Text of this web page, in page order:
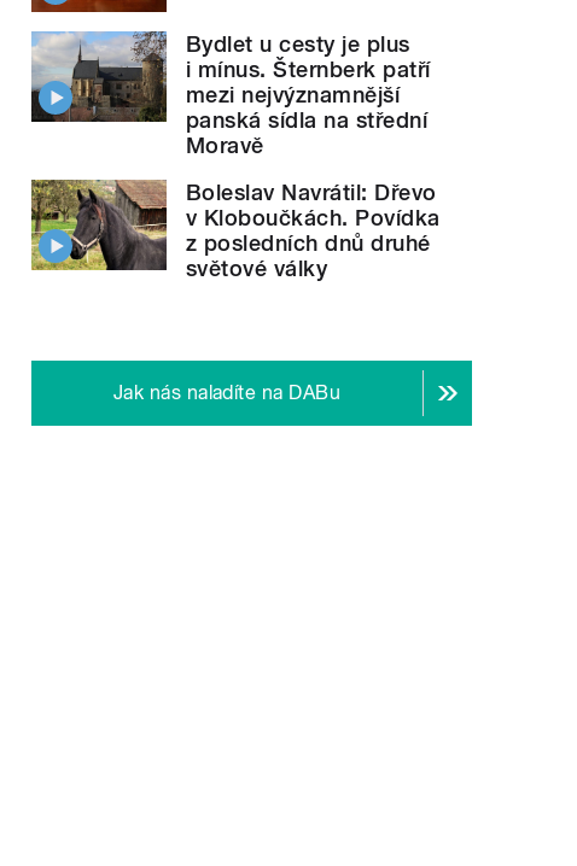
Bydlet u cesty je plus
i mínus. Šternberk patří
mezi nejvýznamnější
panská sídla na střední
Moravě
Boleslav Navrátil: Dřevo
v Kloboučkách. Povídka
z posledních dnů druhé
světové války
Jak nás naladíte na DABu